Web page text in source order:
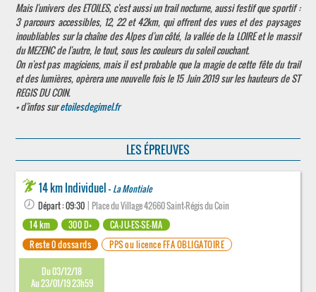
Mais l'univers des ETOILES, c'est aussi un trail nocturne, aussi festif que sportif :
3 parcours accessibles, 12, 22 et 42km, qui offrent des vues et des paysages
inoubliables sur la chaîne des Alpes d'un côté, la vallée de la LOIRE et le massif
du MEZENC de l'autre, le tout, sous les couleurs du soleil couchant.
On n'est pas magiciens, mais il est probable que la magie de cette fête du trail
et des lumières, opèrera une nouvelle fois le 15 Juin 2019 sur les hauteurs de ST
REGIS DU COIN.
+ d'infos suretoilesdegimel.fr
LES ÉPREUVES
14 km Individuel - La Montiale
Départ : 09:30 | Place du Village 42660 Saint-Régis du Coin
14 km
300 D+
CA-JU-ES-SE-MA
Reste 0 dossards
PPS ou licence FFA OBLIGATOIRE
Du 03/12/18
Au 23/01/19 23h59